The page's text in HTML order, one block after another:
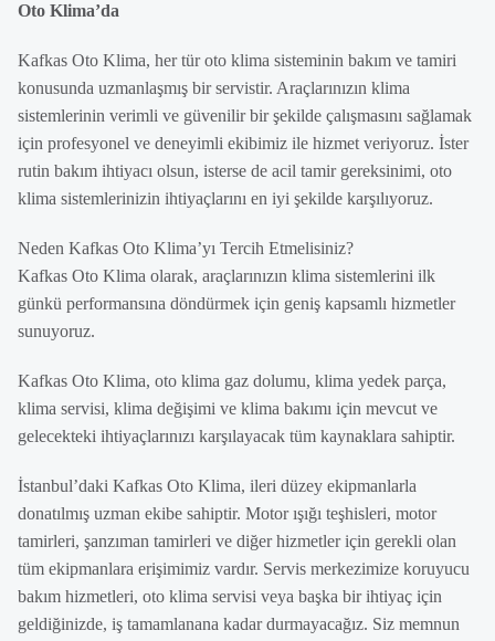
Oto Klima’da
Kafkas Oto Klima, her tür oto klima sisteminin bakım ve tamiri
konusunda uzmanlaşmış bir servistir. Araçlarınızın klima
sistemlerinin verimli ve güvenilir bir şekilde çalışmasını sağlamak
için profesyonel ve deneyimli ekibimiz ile hizmet veriyoruz. İster
rutin bakım ihtiyacı olsun, isterse de acil tamir gereksinimi, oto
klima sistemlerinizin ihtiyaçlarını en iyi şekilde karşılıyoruz.
Neden Kafkas Oto Klima’yı Tercih Etmelisiniz?
Kafkas Oto Klima olarak, araçlarınızın klima sistemlerini ilk
günkü performansına döndürmek için geniş kapsamlı hizmetler
sunuyoruz.
Kafkas Oto Klima, oto klima gaz dolumu, klima yedek parça,
klima servisi, klima değişimi ve klima bakımı için mevcut ve
gelecekteki ihtiyaçlarınızı karşılayacak tüm kaynaklara sahiptir.
İstanbul’daki Kafkas Oto Klima, ileri düzey ekipmanlarla
donatılmış uzman ekibe sahiptir. Motor ışığı teşhisleri, motor
tamirleri, şanzıman tamirleri ve diğer hizmetler için gerekli olan
tüm ekipmanlara erişimimiz vardır. Servis merkezimize koruyucu
bakım hizmetleri, oto klima servisi veya başka bir ihtiyaç için
geldiğinizde, iş tamamlanana kadar durmayacağız. Siz memnun